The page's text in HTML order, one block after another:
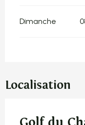
Dimanche
Localisation